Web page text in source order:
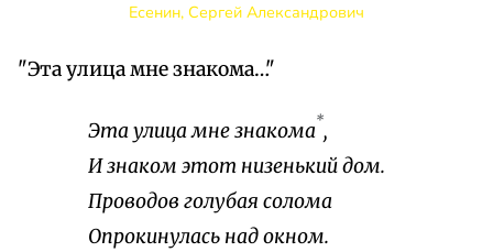
Есенин, Сергей Александрович
"Эта улица мне знакома…"
Эта улица мне знакома*,
И знаком этот низенький дом.
Проводов голубая солома
Опрокинулась над окном.